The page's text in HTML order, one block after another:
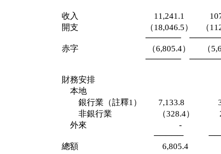
收入 11,241.1
開支 （18,046.5） （
──────
赤字 （6,805.4） （
──────
財務安排
本地
銀行業（註釋1） 7,133.8
非銀行業 （328.4）
外來 -
─────
總額 6,805.4